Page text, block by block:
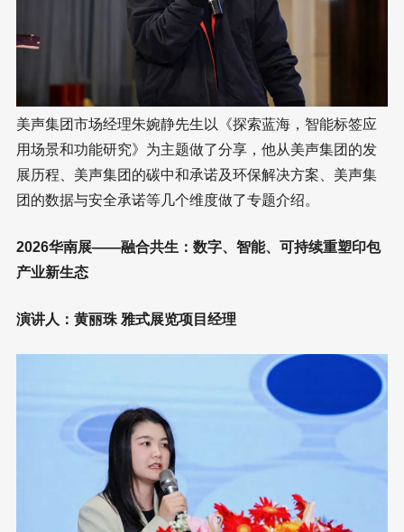
美声集团市场经理朱婉静先生以《探索蓝海，智能标签应
用场景和功能研究》为主题做了分享，他从美声集团的发
展历程、美声集团的碳中和承诺及环保解决方案、美声集
团的数据与安全承诺等几个维度做了专题介绍。
2026华南展——融合共生：数字、智能、可持续重塑印包
产业新生态
演讲人：黄丽珠 雅式展览项目经理